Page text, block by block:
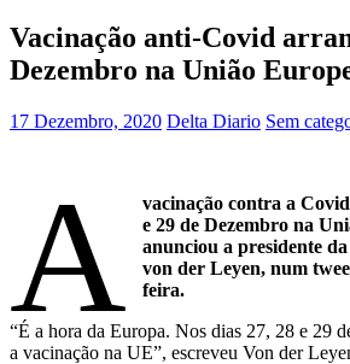
Vacinação anti-Covid
Dezembro na União
17 Dezembro, 2020 Delta Diario Sem
A
vacinação contra a
e 29 de Dezembro na
anunciou a presidente
von der Leyen, num
feira.
“É a hora da Europa. Nos dias 27, 28 e 29
a vacinação na UE”, escreveu Von der